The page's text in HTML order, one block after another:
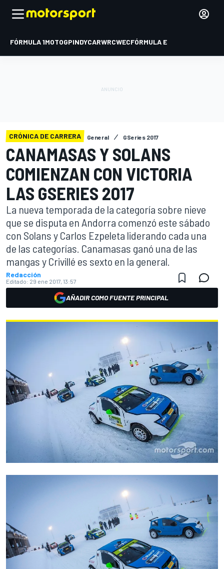
FÓRMULA 1MOTOGPINDYCARWRCWECFÓRMULA E
CRÓNICA DE CARRERA General GSeries 2017
CANAMASAS Y SOLANS
COMIENZAN CON VICTORIA
LAS GSERIES 2017
La nueva temporada de la categoría sobre nieve
que se disputa en Andorra comenzó este sábado
con Solans y Carlos Ezpeleta liderando cada una
de las categorías. Canamasas ganó una de las
mangas y Crivillé es sexto en la general.
Redacción
Editado: 29 ene 2017, 13:57
AÑADIR COMO FUENTE PRINCIPAL